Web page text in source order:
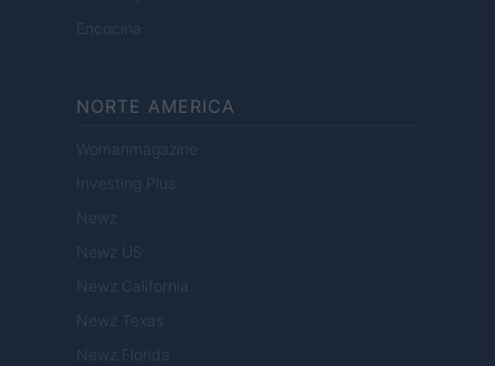
Encocina
NORTE AMERICA
Womanmagazine
Investing Plus
Newz
Newz US
Newz California
Newz Texas
Newz Florida